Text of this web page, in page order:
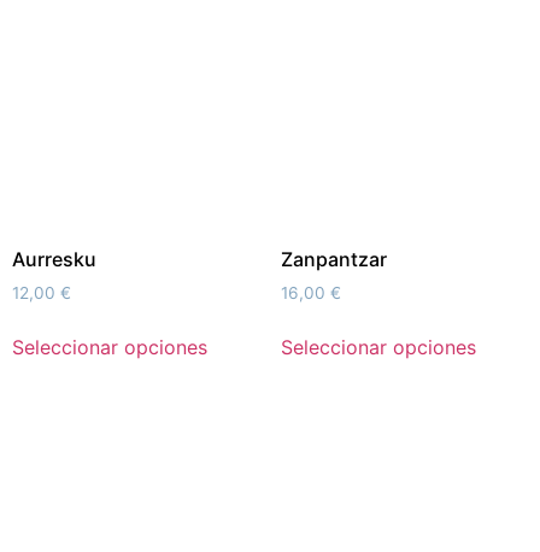
Aurresku
12,00 €
Seleccionar opciones
Zanpantzar
16,00 €
Seleccionar opciones